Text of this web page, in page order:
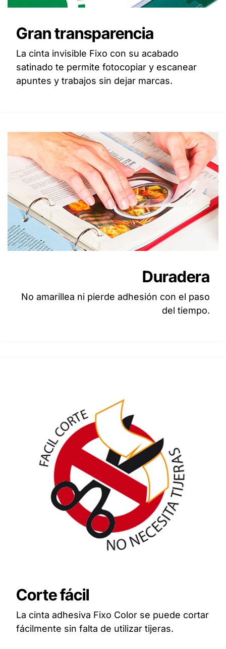
Gran transparencia
La cinta invisible Fixo con su acabado
satinado te permite fotocopiar y escanear
apuntes y trabajos sin dejar marcas.
Duradera
No amarillea ni pierde adhesión con el paso
del tiempo.
Corte fácil
La cinta adhesiva Fixo Color se puede cortar
fácilmente sin falta de utilizar tijeras.